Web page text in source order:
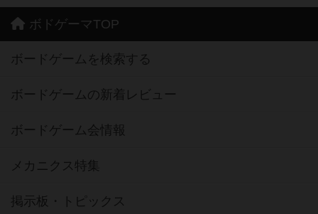
ボドゲーマTOP
ボードゲームを検索する
ボードゲームの新着レビュー
ボードゲーム会情報
メカニクス特集
掲示板・トピックス